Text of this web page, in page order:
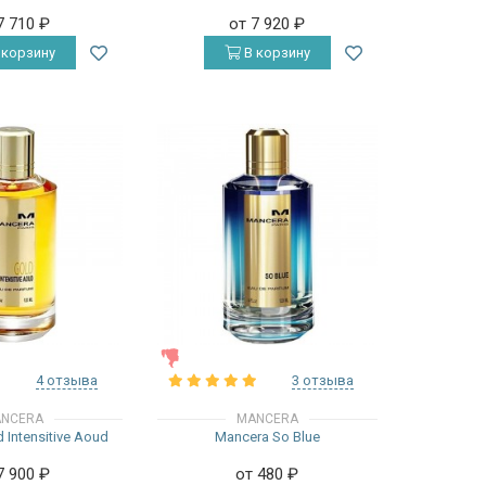
710₽ от 7 920₽
В корзину
4 отзыва
Intensitive Aoud
900₽
3 отзыва
MANCERA
Mancera So Blue
от 480₽